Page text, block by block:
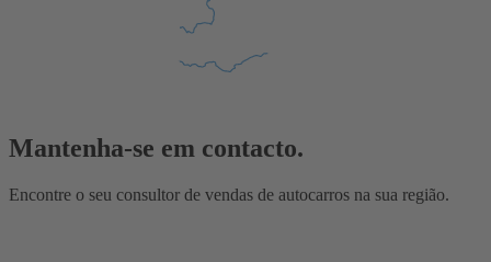
Mantenha-se em contacto.
Encontre o seu consultor de vendas de autocarros na sua região.